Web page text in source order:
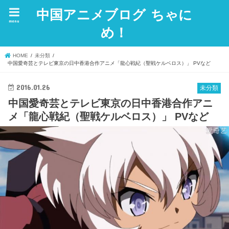
中国アニメブログ ちゃに
め！
menu
HOME
未分類
中国愛奇芸とテレビ東京の日中香港合作アニメ「龍心戦紀（聖戦ケルベロス）」 PVなど
未分類
2016.01.26
中国愛奇芸とテレビ東京の日中香港合作アニ
メ「龍心戦紀（聖戦ケルベロス）」 PVなど